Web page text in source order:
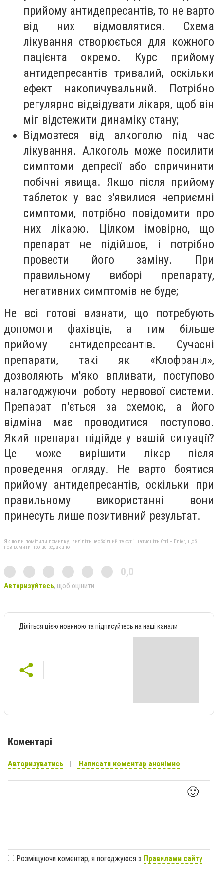
прийому антидепресантів, то не варто
від них відмовлятися. Схема
лікування створюється для кожного
пацієнта окремо. Курс прийому
антидепресантів тривалий, оскільки
ефект накопичувальний. Потрібно
регулярно відвідувати лікаря, щоб він
міг відстежити динаміку стану;
Відмовтеся від алкоголю під час
лікування. Алкоголь може посилити
симптоми депресії або спричинити
побічні явища. Якщо після прийому
таблеток у вас з'явилися неприємні
симптоми, потрібно повідомити про
них лікарю. Цілком імовірно, що
препарат не підійшов, і потрібно
провести його заміну. При
правильному виборі препарату,
негативних симптомів не буде;
Не всі готові визнати, що потребують
допомоги фахівців, а тим більше
прийому антидепресантів. Сучасні
препарати, такі як «Клофраніл»,
дозволяють м'яко впливати, поступово
налагоджуючи роботу нервової системи.
Препарат п'ється за схемою, а його
відміна має проводитися поступово.
Який препарат підійде у вашій ситуації?
Це може вирішити лікар після
проведення огляду. Не варто боятися
прийому антидепресантів, оскільки при
правильному використанні вони
принесуть лише позитивний результат.
Якщо ви помітили помилку, виділіть необхідний текст і натисніть Ctrl + Enter, щоб
повідомити про це редакцію
0,0
Авторизуйтесь, щоб оцінити
Діліться цією новиною та підписуйтесь на наші канали
Коментарі
Авторизуватись Написати коментар анонімно
🙂
Розміщуючи коментар, я погоджуюся з Правилами сайту